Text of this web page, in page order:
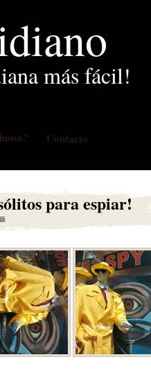
más fácil!
Contacto
para espiar!
lili